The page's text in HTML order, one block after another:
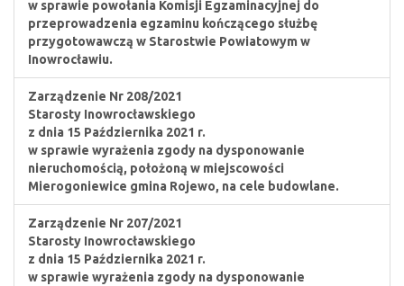
w sprawie powołania Komisji Egzaminacyjnej do
przeprowadzenia egzaminu kończącego służbę
przygotowawczą w Starostwie Powiatowym w
Inowrocławiu.
Zarządzenie Nr 208/2021
Starosty Inowrocławskiego
z dnia 15 Października 2021 r.
w sprawie wyrażenia zgody na dysponowanie
nieruchomością, położoną w miejscowości
Mierogoniewice gmina Rojewo, na cele budowlane.
Zarządzenie Nr 207/2021
Starosty Inowrocławskiego
z dnia 15 Października 2021 r.
w sprawie wyrażenia zgody na dysponowanie